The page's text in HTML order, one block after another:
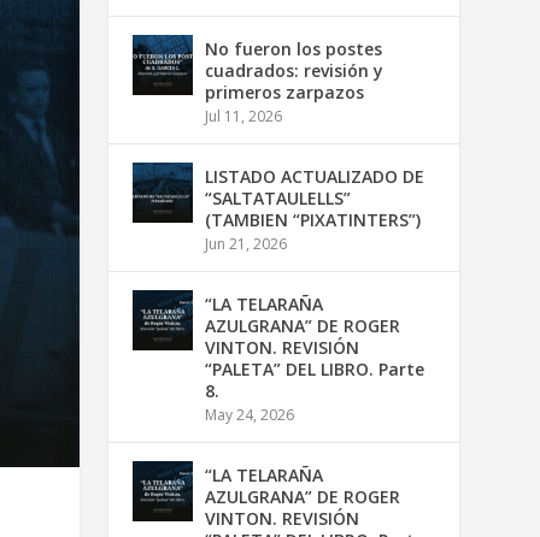
No fueron los postes
cuadrados: revisión y
primeros zarpazos
Jul 11, 2026
LISTADO ACTUALIZADO DE
“SALTATAULELLS”
(TAMBIEN “PIXATINTERS”)
Jun 21, 2026
“LA TELARAÑA
AZULGRANA” DE ROGER
VINTON. REVISIÓN
“PALETA” DEL LIBRO. Parte
8.
May 24, 2026
“LA TELARAÑA
AZULGRANA” DE ROGER
VINTON. REVISIÓN